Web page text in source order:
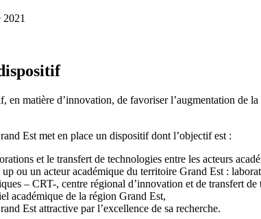
en matière d’innovation, de favoriser l’augmentation de
Est met en place un dispositif dont l’objectif est :
et le transfert de technologies entre les acteurs
up ou un acteur académique du territoire Grand Est :
– CRT-, centre régional d’innovation et de transfert
académique de la région Grand Est,
Est attractive par l’excellence de sa recherche.